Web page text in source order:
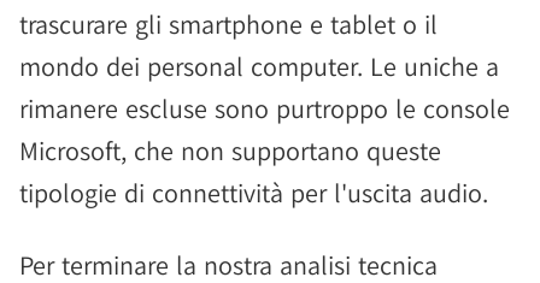
trascurare gli smartphone e tablet o il
mondo dei personal computer. Le uniche a
rimanere escluse sono purtroppo le console
Microsoft, che non supportano queste
tipologie di connettività per l'uscita audio.
Per terminare la nostra analisi tecnica